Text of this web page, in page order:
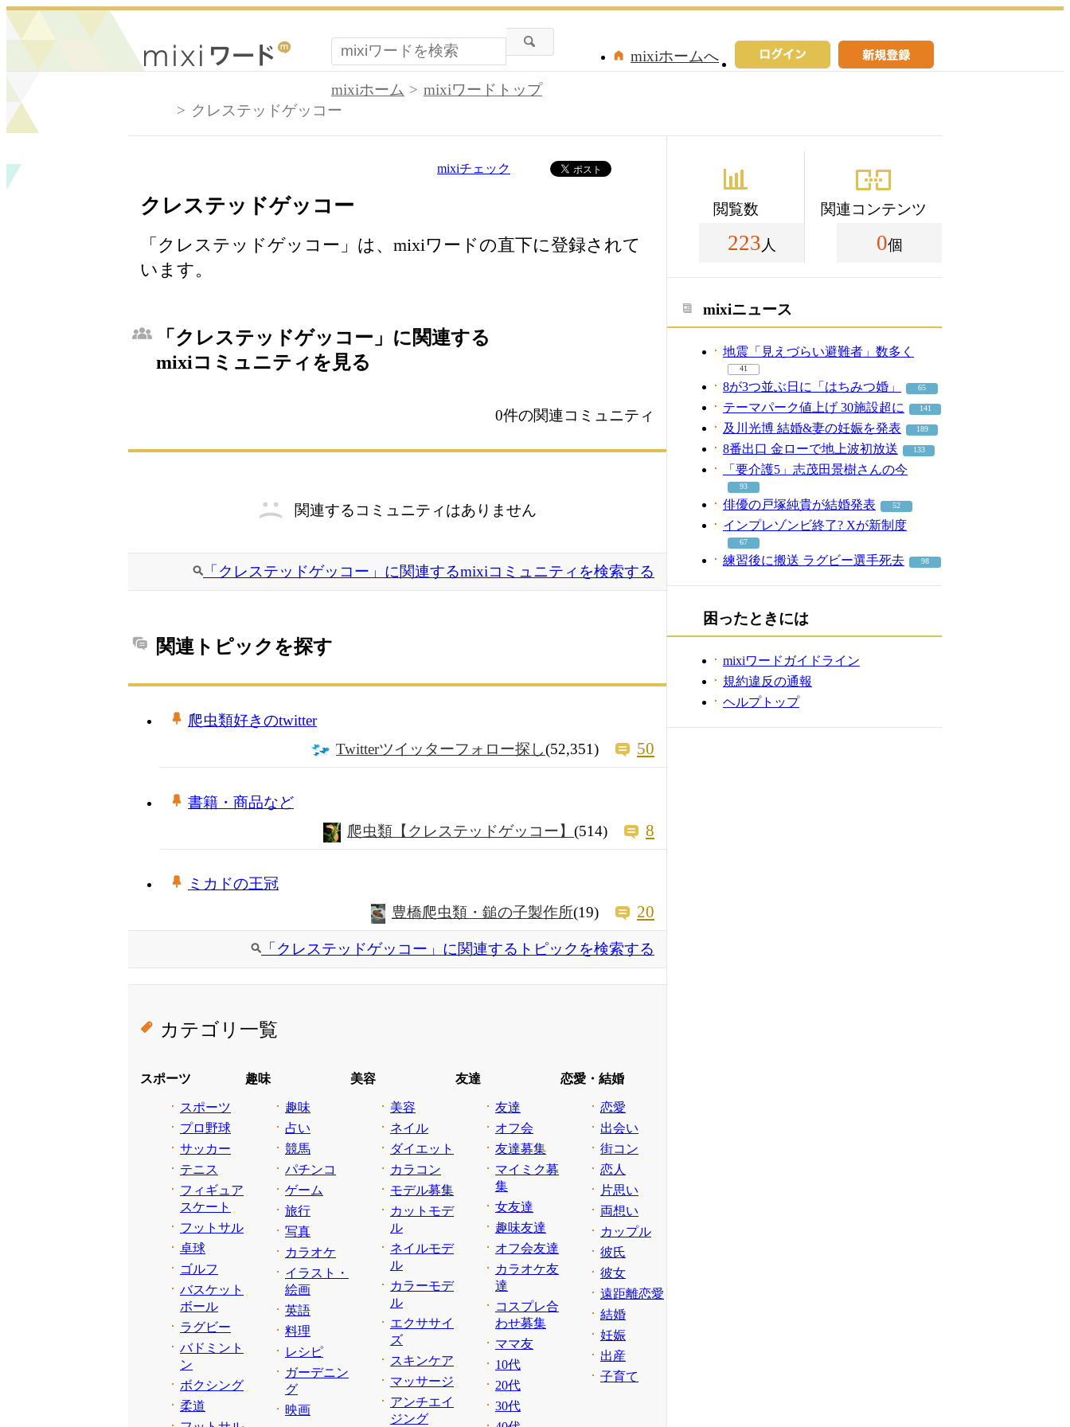
mixiホームへ
mixiホーム
mixiワードトップ
クレステッドゲッコー
mixiチェック
クレステッドゲッコー
「クレステッドゲッコー」は、mixiワードの直下に登録されて
います。
「クレステッドゲッコー」に関連する
mixiコミュニティを見る
0件の関連コミュニティ
関連するコミュニティはありません
「クレステッドゲッコー」に関連するmixiコミュニティを検索する
関連トピックを探す
爬虫類好きのtwitter
Twitterツイッターフォロー探し(52,351) 50
書籍・商品など
爬虫類【クレステッドゲッコー】 (514) 8
ミカドの王冠
豊橋爬虫類・鎚の子製作所(19) 20
「クレステッドゲッコー」に関連するトピックを検索する
カテゴリ一覧
スポーツ
スポーツ
プロ野球
サッカー
テニス
フィギュア
スケート
フットサル
卓球
ゴルフ
バスケット
ボール
ラグビー
バドミント
ン
ボクシング
柔道
趣味
趣味
占い
競馬
パチンコ
ゲーム
旅行
写真
カラオケ
イラスト・
絵画
英語
料理
レシピ
ガーデニン
グ
映画
美容
美容
ネイル
ダイエット
カラコン
モデル募集
カットモデ
ル
ネイルモデ
ル
カラーモデ
ル
エクササイ
ズ
スキンケア
マッサージ
アンチエイ
ジング
友達
友達
オフ会
友達募集
マイミク募
集
女友達
趣味友達
オフ会友達
カラオケ友
達
コスプレ合
わせ募集
ママ友
10代
20代
30代
恋愛・結婚
恋愛
出会い
街コン
恋人
片思い
両想い
カップル
彼氏
彼女
遠距離恋愛
結婚
妊娠
出産
子育て
閲覧数
223 人
関連コンテンツ
0個
mixiニュース
地震「見えづらい避難者」数多く
41
8が3つ並ぶ日に「はちみつ婚」 65
テーマパーク値上げ 30施設超に 141
及川光博 結婚&妻の妊娠を発表 189
8番出口 金ローで地上波初放送 133
「要介護5」志茂田景樹さんの今
93
俳優の戸塚純貴が結婚発表 52
インプレゾンビ終了? Xが新制度
67
練習後に搬送 ラグビー選手死去 98
困ったときには
mixiワードガイドライン
規約違反の通報
ヘルプトップ